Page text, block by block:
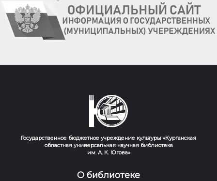
Государственное бюджетное учреждение культуры «Курганская
областная универсальная научная библиотека
им. А. К. Югова»
О библиотеке